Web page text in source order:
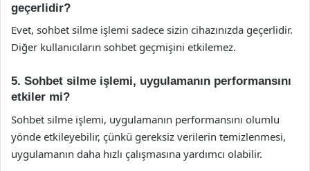
geçerlidir?
Evet, sohbet silme işlemi sadece sizin cihazınızda geçerlidir.
Diğer kullanıcıların sohbet geçmişini etkilemez.
5. Sohbet silme işlemi, uygulamanın performansını
etkiler mi?
Sohbet silme işlemi, uygulamanın performansını olumlu
yönde etkileyebilir, çünkü gereksiz verilerin temizlenmesi,
uygulamanın daha hızlı çalışmasına yardımcı olabilir.